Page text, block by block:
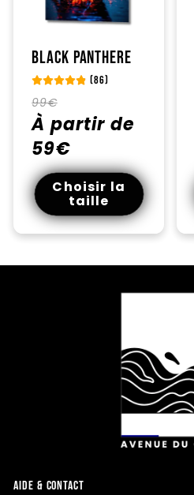
Black Panthere
(86)
Prix
habituel
99€
promotionnel
À partir de
59€
Choisir la
taille
AIDE & CONTACT